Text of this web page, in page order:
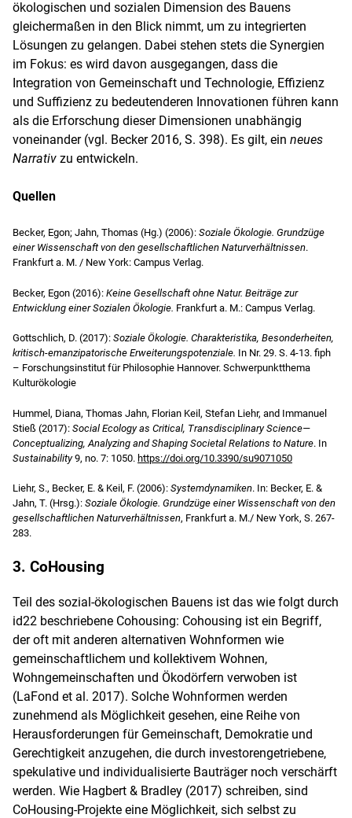
ökologischen und sozialen Dimension des Bauens
gleichermaßen in den Blick nimmt, um zu integrierten
Lösungen zu gelangen. Dabei stehen stets die Synergien
im Fokus: es wird davon ausgegangen, dass die
Integration von Gemeinschaft und Technologie, Effizienz
und Suffizienz zu bedeutenderen Innovationen führen kann
als die Erforschung dieser Dimensionen unabhängig
voneinander (vgl. Becker 2016, S. 398). Es gilt, ein neues
Narrativ zu entwickeln.
Quellen
Becker, Egon; Jahn, Thomas (Hg.) (2006): Soziale Ökologie. Grundzüge
einer Wissenschaft von den gesellschaftlichen Naturverhältnissen.
Frankfurt a. M. / New York: Campus Verlag.
Becker, Egon (2016): Keine Gesellschaft ohne Natur. Beiträge zur
Entwicklung einer Sozialen Ökologie. Frankfurt a. M.: Campus Verlag.
Gottschlich, D. (2017): Soziale Ökologie. Charakteristika, Besonderheiten,
kritisch-emanzipatorische Erweiterungspotenziale. In Nr. 29. S. 4-13. fiph
– Forschungsinstitut für Philosophie Hannover. Schwerpunktthema
Kulturökologie
Hummel, Diana, Thomas Jahn, Florian Keil, Stefan Liehr, and Immanuel
Stieß (2017): Social Ecology as Critical, Transdisciplinary Science—
Conceptualizing, Analyzing and Shaping Societal Relations to Nature. In
Sustainability9, no. 7: 1050. https://doi.org/10.3390/su9071050
Liehr, S., Becker, E. & Keil, F. (2006): Systemdynamiken. In: Becker, E. &
Jahn, T. (Hrsg.): Soziale Ökologie. Grundzüge einer Wissenschaft von den
gesellschaftlichen Naturverhältnissen, Frankfurt a. M./ New York, S. 267-
283.
3. CoHousing
Teil des sozial-ökologischen Bauens ist das wie folgt durch
id22 beschriebene Cohousing: Cohousing ist ein Begriff,
der oft mit anderen alternativen Wohnformen wie
gemeinschaftlichem und kollektivem Wohnen,
Wohngemeinschaften und Ökodörfern verwoben ist
(LaFond et al. 2017). Solche Wohnformen werden
zunehmend als Möglichkeit gesehen, eine Reihe von
Herausforderungen für Gemeinschaft, Demokratie und
Gerechtigkeit anzugehen, die durch investorengetriebene,
spekulative und individualisierte Bauträger noch verschärft
werden. Wie Hagbert & Bradley (2017) schreiben, sind
CoHousing-Projekte eine Möglichkeit, sich selbst zu